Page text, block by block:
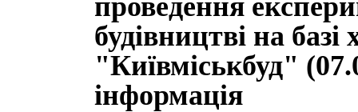
проведення
будівництві на базі
"Київміськбуд"
інформація